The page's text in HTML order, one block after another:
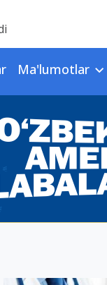
Ma'lumotlar